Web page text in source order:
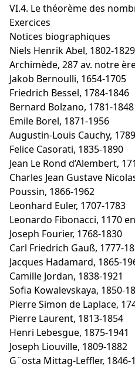
VI.4. Le théorème des
Exercices
Notices biographiques
Niels Henrik Abel, 1802-1829
Archimède, 287 av. notre
Jakob Bernoulli, 1654-1705
Friedrich Bessel, 1784-1846
Bernard Bolzano, 1781-1848
Emile Borel, 1871-1956
Augustin-Louis Cauchy,
Felice Casorati, 1835-1890
Jean Le Rond d’Alembert,
Charles Jean Gustave
Poussin, 1866-1962
Leonhard Euler, 1707-1783
Leonardo Fibonacci, 1170
Joseph Fourier, 1768-1830
Carl Friedrich Gauß, 1777-
Jacques Hadamard, 1865-
Camille Jordan, 1838-1921
Sofia Kowalevskaya, 1850-
Pierre Simon de Laplace,
Pierre Laurent, 1813-1854
Henri Lebesgue, 1875-1941
Joseph Liouville, 1809-1882
G¨osta Mittag-Leffler, 1846-